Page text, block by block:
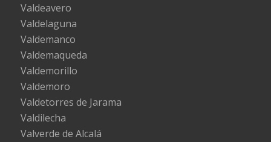
Valdeavero
Valdelaguna
Valdemanco
Valdemaqueda
Valdemorillo
Valdemoro
Valdetorres de Jarama
Valdilecha
Valverde de Alcalá